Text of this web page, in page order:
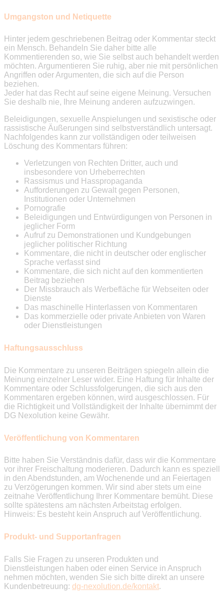
Umgangston und Netiquette
Hinter jedem geschriebenen Beitrag oder Kommentar steckt
ein Mensch. Behandeln Sie daher bitte alle
Kommentierenden so, wie Sie selbst auch behandelt werden
möchten. Argumentieren Sie ruhig, aber nie mit persönlichen
Angriffen oder Argumenten, die sich auf die Person
beziehen.
Jeder hat das Recht auf seine eigene Meinung. Versuchen
Sie deshalb nie, Ihre Meinung anderen aufzuzwingen.
Beleidigungen, sexuelle Anspielungen und sexistische oder
rassistische Äußerungen sind selbstverständlich untersagt.
Nachfolgendes kann zur vollständigen oder teilweisen
Löschung des Kommentars führen:
Verletzungen von Rechten Dritter, auch und
insbesondere von Urheberrechten
Rassismus und Hasspropaganda
Aufforderungen zu Gewalt gegen Personen,
Institutionen oder Unternehmen
Pornografie
Beleidigungen und Entwürdigungen von Personen in
jeglicher Form
Aufruf zu Demonstrationen und Kundgebungen
jeglicher politischer Richtung
Kommentare, die nicht in deutscher oder englischer
Sprache verfasst sind
Kommentare, die sich nicht auf den kommentierten
Beitrag beziehen
Der Missbrauch als Werbefläche für Webseiten oder
Dienste
Das maschinelle Hinterlassen von Kommentaren
Das kommerzielle oder private Anbieten von Waren
oder Dienstleistungen
Haftungsausschluss
Die Kommentare zu unseren Beiträgen spiegeln allein die
Meinung einzelner Leser wider. Eine Haftung für Inhalte der
Kommentare oder Schlussfolgerungen, die sich aus den
Kommentaren ergeben können, wird ausgeschlossen. Für
die Richtigkeit und Vollständigkeit der Inhalte übernimmt der
DG Nexolution keine Gewähr.
Veröffentlichung von Kommentaren
Bitte haben Sie Verständnis dafür, dass wir die Kommentare
vor ihrer Freischaltung moderieren. Dadurch kann es speziell
in den Abendstunden, am Wochenende und an Feiertagen
zu Verzögerungen kommen. Wir sind aber stets um eine
zeitnahe Veröffentlichung Ihrer Kommentare bemüht. Diese
sollte spätestens am nächsten Arbeitstag erfolgen.
Hinweis: Es besteht kein Anspruch auf Veröffentlichung.
Produkt- und Supportanfragen
Falls Sie Fragen zu unseren Produkten und
Dienstleistungen haben oder einen Service in Anspruch
nehmen möchten, wenden Sie sich bitte direkt an unsere
Kundenbetreuung: dg-nexolution.de/kontakt.